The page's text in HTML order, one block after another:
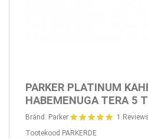
PARKER PLATINUM
HABEMENUGA TERA 5
Bränd: Parker
1 Reviews
Tootekood PARKERDE